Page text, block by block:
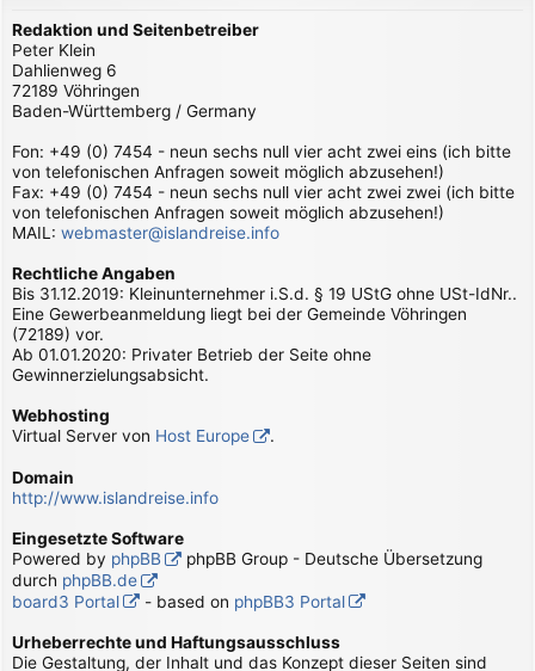
Redaktion und Seitenbetreiber
Peter Klein
Dahlienweg 6
72189 Vöhringen
Baden-Württemberg / Germany
Fon: +49 (0) 7454 - neun sechs null vier acht zwei eins (ich bitte
von telefonischen Anfragen soweit möglich abzusehen!)
Fax: +49 (0) 7454 - neun sechs null vier acht zwei zwei (ich bitte
von telefonischen Anfragen soweit möglich abzusehen!)
MAIL: webmaster@islandreise.info
Rechtliche Angaben
Bis 31.12.2019: Kleinunternehmer i.S.d. § 19 UStG ohne USt-IdNr..
Eine Gewerbeanmeldung liegt bei der Gemeinde Vöhringen
(72189) vor.
Ab 01.01.2020: Privater Betrieb der Seite ohne
Gewinnerzielungsabsicht.
Webhosting
Virtual Server von Host Europe .
Domain
http://www.islandreise.info
Eingesetzte Software
Powered by phpBB
phpBB Group - Deutsche Übersetzung
durch phpBB.de
board3 Portal
- based on phpBB3 Portal
Urheberrechte und Haftungsausschluss
Die Gestaltung, der Inhalt und das Konzept dieser Seiten sind